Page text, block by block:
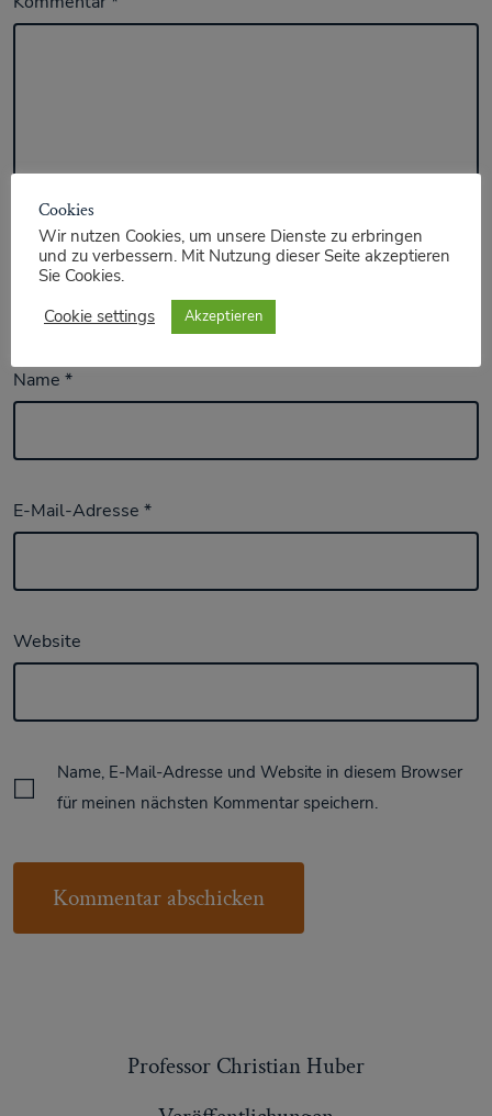
Name*
E-Mail-Adresse*
Website
Name, E-Mail-Adresse und Website in diesem Browser
für meinen nächsten Kommentar speichern.
Professor Christian Huber
Cookies
Wir nutzen Cookies, um unsere Dienste zu erbringen
und zu verbessern. Mit Nutzung dieser Seite akzeptieren
Sie Cookies.
Cookie settings
Akzeptieren